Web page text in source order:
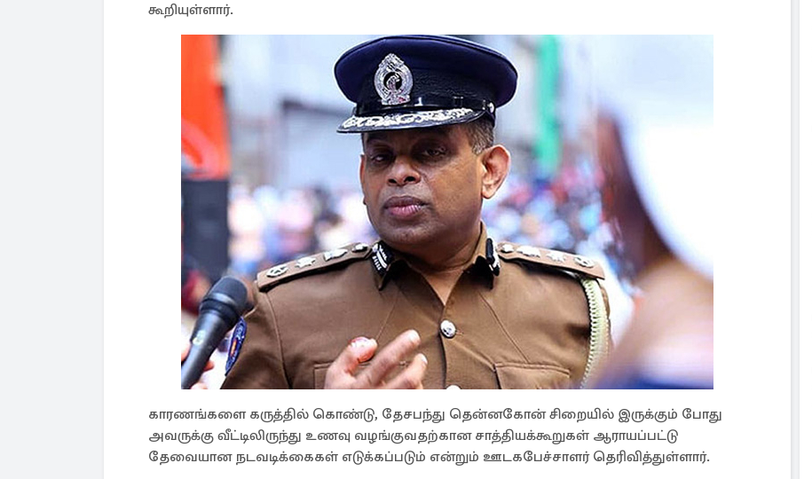
கூறியுள்ளார்.
காரணங்களை கருத்தில் கொண்டு, தேசபந்து தென்னகோன் சிறையில் இருக்கும் போது
அவருக்கு வீட்டிலிருந்து உணவு வழங்குவதற்கான சாத்தியக்கூறுகள் ஆராயப்பட்டு
தேவையான நடவடிக்கைகள் எடுக்கப்படும் என்றும் ஊடகபேச்சாளர் தெரிவித்துள்ளார்.